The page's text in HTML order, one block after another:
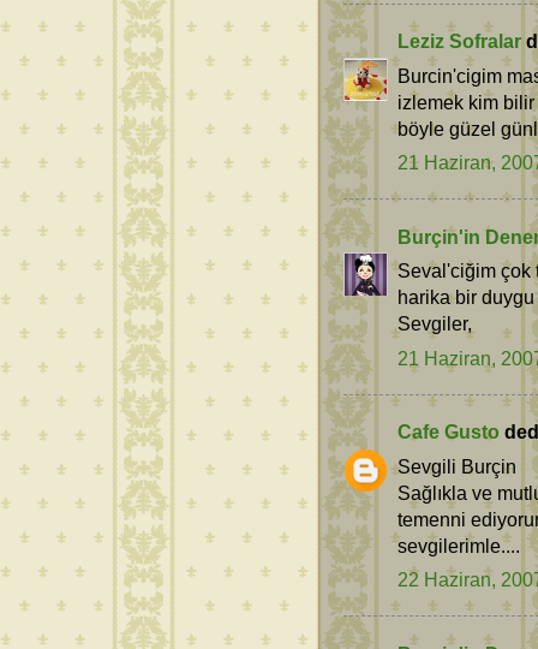
Leziz Sofralar
Burcin'cigim
izlemek kim
böyle güzel
21 Haziran,
Burçin'in
Seval'ciğim çok
harika bir duygu
Sevgiler,
21 Haziran,
Cafe Gusto
Sevgili Burçin
Sağlıkla ve
temenni
sevgilerimle....
22 Haziran,